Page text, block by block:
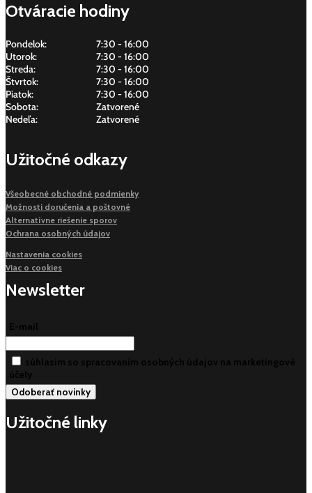
Otváracie hodiny
Pondelok:
7:30 - 16:00
Utorok:
7:30 - 16:00
Streda:
7:30 - 16:00
Štvrtok:
7:30 - 16:00
Piatok:
7:30 - 16:00
Sobota:
Zatvorené
Nedeľa:
Zatvorené
Užitočné odkazy
Všeobecné obchodné podmienky
Možnosti doručenia a poštovné
Alternatívne riešenie sporov
Ochrana osobných údajov
Nastavenia cookies
Viac o cookies
Newsletter
E-mail
súhlasim so spracovaním osobných údajov na marketingové
účely
Užitočné linky